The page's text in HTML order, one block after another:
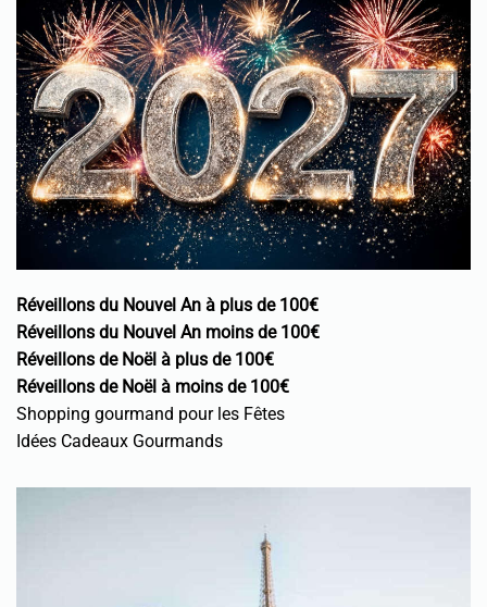
Réveillons du Nouvel An à plus de 100€
Réveillons du Nouvel An moins de 100€
Réveillons de Noël à plus de 100€
Réveillons de Noël à moins de 100€
Shopping gourmand pour les Fêtes
Idées Cadeaux Gourmands